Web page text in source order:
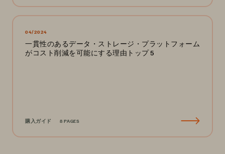
04/2024
一貫性のあるデータ・ストレージ・プラットフォーム
がコスト削減を可能にする理由トップ 5
購入ガイド 8 PAGES